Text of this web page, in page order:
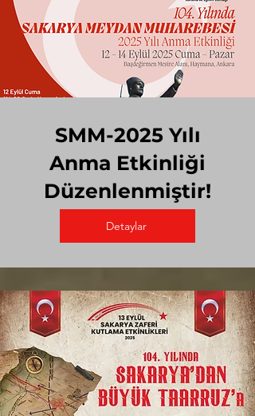
SMM-2025 Yılı
Anma Etkinliği
Düzenlenmiştir!
Detaylar